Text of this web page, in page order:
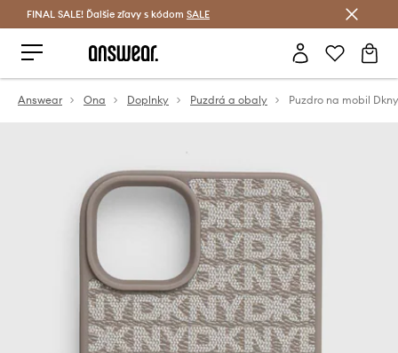
Šetrite s Answear Club >
FINAL SALE! Ďalšie zľavy s kódom SALE
Answear Ona Doplnky Puzdrá a obaly